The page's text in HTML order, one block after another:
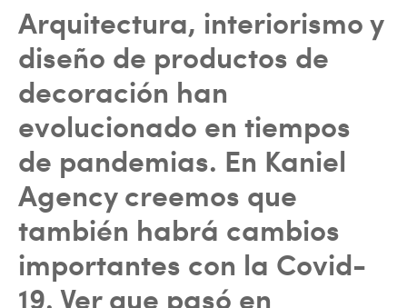
Arquitectura, interiorismo y
diseño de productos de
decoración han
evolucionado en tiempos
de pandemias. En Kaniel
Agency creemos que
también habrá cambios
importantes con la Covid-
19. Ver que pasó en